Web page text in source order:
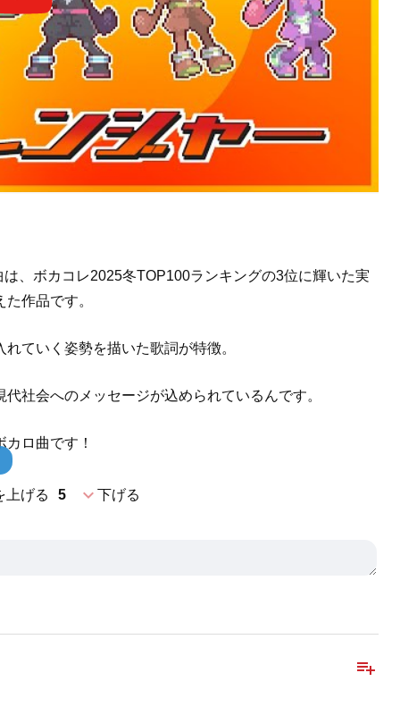
、ボカコレ2025冬TOP100ランキングの3位に輝いた実
作品です。
ていく姿勢を描いた歌詞が特徴。
社会へのメッセージが込められているんです。
ロ曲です！
上げる 5 expand_more下げる
playlist_add